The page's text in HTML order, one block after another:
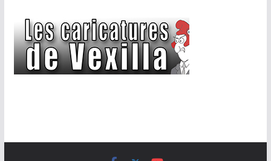
é
g
o
r